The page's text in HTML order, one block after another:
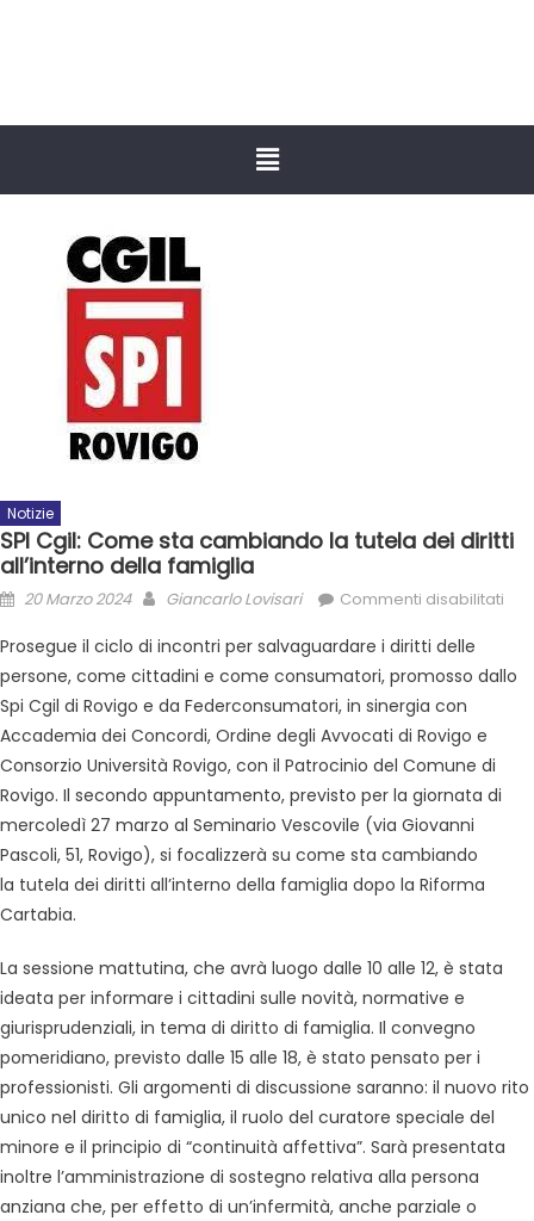
Notizie
SPI Cgil: Come sta cambiando la tutela dei diritti
all’interno della famiglia
20 Marzo 2024 Giancarlo Lovisari Commenti disabilitati
Prosegue il ciclo di incontri per salvaguardare i diritti delle
persone, come cittadini e come consumatori, promosso dallo
Spi Cgil di Rovigo e da Federconsumatori, in sinergia con
Accademia dei Concordi, Ordine degli Avvocati di Rovigo e
Consorzio Università Rovigo, con il Patrocinio del Comune di
Rovigo. Il secondo appuntamento, previsto per la giornata di
mercoledì 27 marzo al Seminario Vescovile (via Giovanni
Pascoli, 51, Rovigo), si focalizzerà su come sta cambiando
la tutela dei diritti all’interno della famiglia dopo la Riforma
Cartabia.
La sessione mattutina, che avrà luogo dalle 10 alle 12, è stata
ideata per informare i cittadini sulle novità, normative e
giurisprudenziali, in tema di diritto di famiglia. Il convegno
pomeridiano, previsto dalle 15 alle 18, è stato pensato per i
professionisti. Gli argomenti di discussione saranno: il nuovo rito
unico nel diritto di famiglia, il ruolo del curatore speciale del
minore e il principio di “continuità affettiva”. Sarà presentata
inoltre l’amministrazione di sostegno relativa alla persona
anziana che, per effetto di un’infermità, anche parziale o